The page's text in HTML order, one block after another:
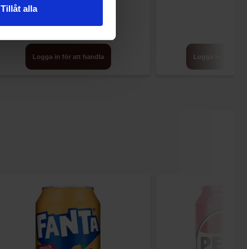
Tillåt alla
Logga in för att handla Logga in för att